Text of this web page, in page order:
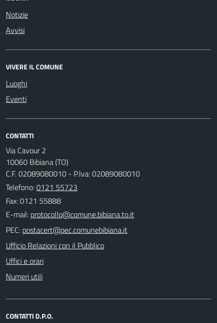
Notizie
Avvisi
VIVERE IL COMUNE
Luoghi
Eventi
CONTATTI
Via Cavour 2
10060 Bibiana (TO)
C.F. 02089080010 - P.Iva: 02089080010
Telefono:0121 55723
Fax: 0121 55888
E-mail:
PEC:
Ufficio Relazioni con il Pubblico
Uffici e orari
Numeri utili
CONTATTI D.P.O.